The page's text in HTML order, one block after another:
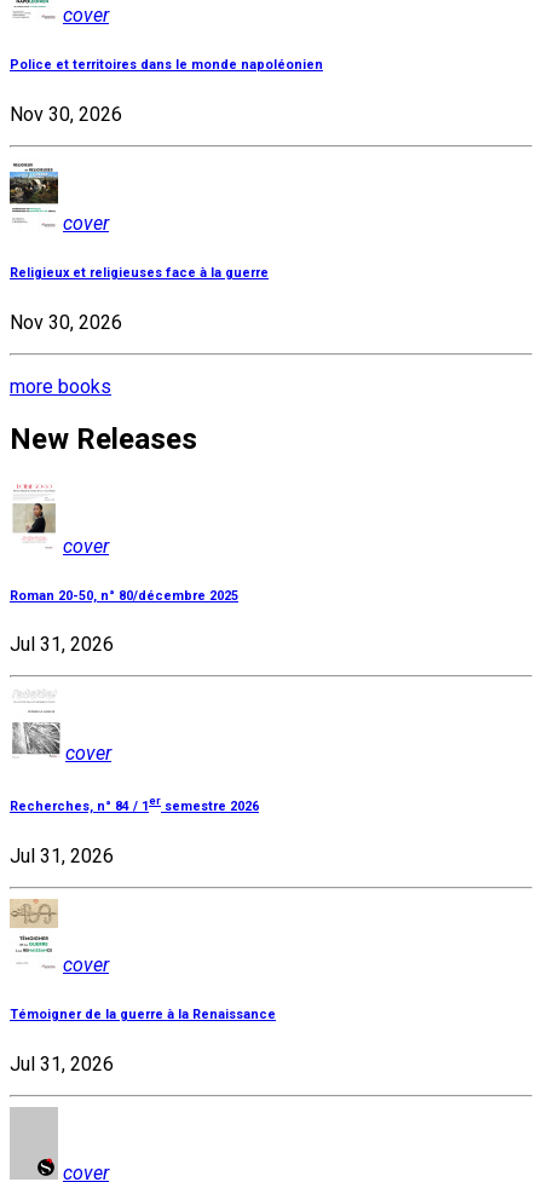
cover
Police et territoires dans le monde napoléonien
Nov 30, 2026
cover
Religieux et religieuses face à la guerre
Nov 30, 2026
more books
New Releases
cover
Roman 20-50, n° 80/décembre 2025
Jul 31, 2026
cover
Recherches, n° 84 / 1er semestre 2026
Jul 31, 2026
cover
Témoigner de la guerre à la Renaissance
Jul 31, 2026
cover